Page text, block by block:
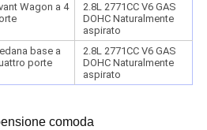
Wagon a 4
2.8L 2771CC V6 GAS
DOHC Naturalmente
aspirato
base a
porte
2.8L 2771CC V6 GAS
DOHC Naturalmente
aspirato
comoda